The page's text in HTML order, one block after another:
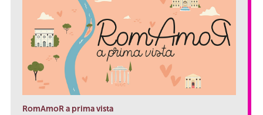
RomAmoR a prima vista